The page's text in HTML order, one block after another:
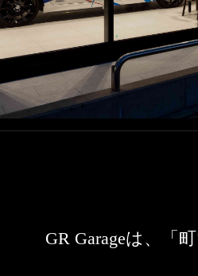
GR Garageは、「